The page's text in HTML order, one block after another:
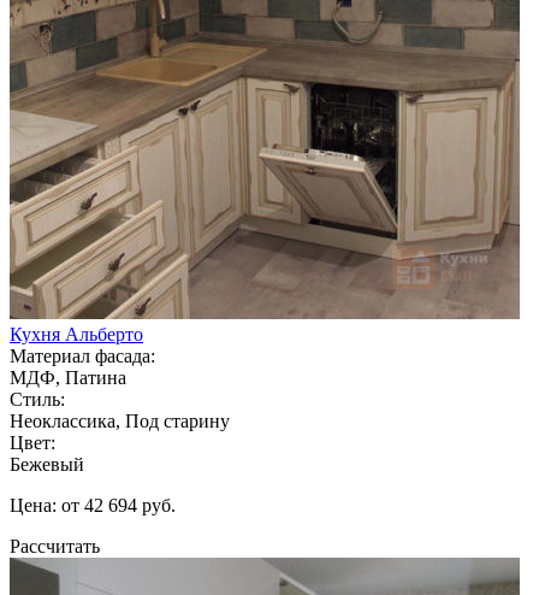
Кухня Альберто
Материал фасада:
МДФ, Патина
Стиль:
Неоклассика, Под старину
Цвет:
Бежевый
Цена: от 42 694 руб.
Рассчитать